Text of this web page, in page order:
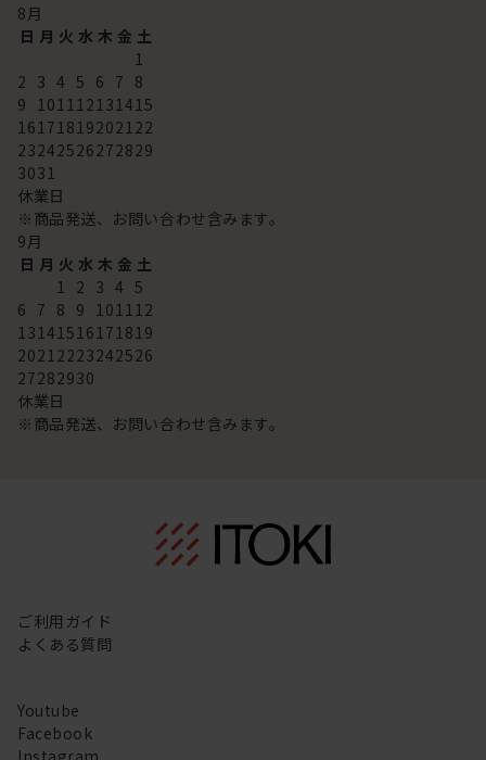
8 月
日 月 火 水 木 金 土
1
2 3 4 5 6 7 8
9
10 11 12 13 14 15
16 17 18 192021 22
23242526272829
3031
休業日
※商品発送、お問い合わせ含みます。
9 月
日 月 火 水 木 金 土
1
2 3 4 5
6 7 8 9 10 11 12
13 14 15 16 17 18 19
2021 2223242526
27282930
休業日
※商品発送、お問い合わせ含みます。
ご利用ガイド
よくある質問
Youtube
Facebook
Instagram